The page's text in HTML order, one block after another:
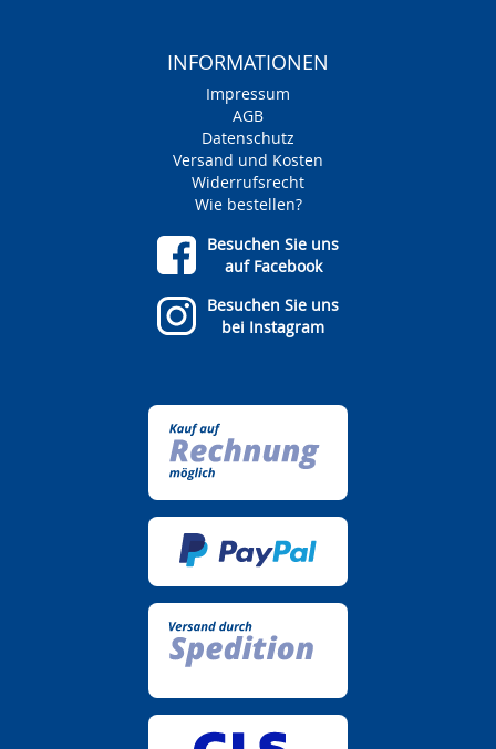
INFORMATIONEN
Impressum
AGB
Datenschutz
Versand und Kosten
Widerrufsrecht
Wie bestellen?
Besuchen Sie uns
auf Facebook
Besuchen Sie uns
bei Instagram